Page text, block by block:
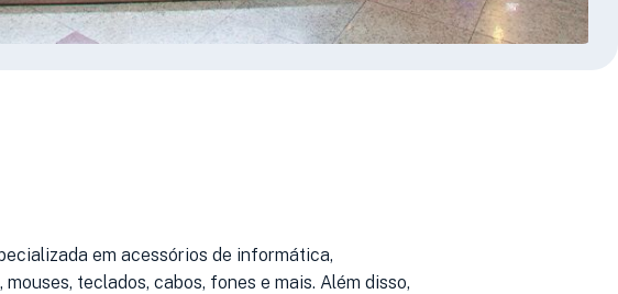
em acessórios de informática,
teclados, cabos, fones e mais. Além disso,